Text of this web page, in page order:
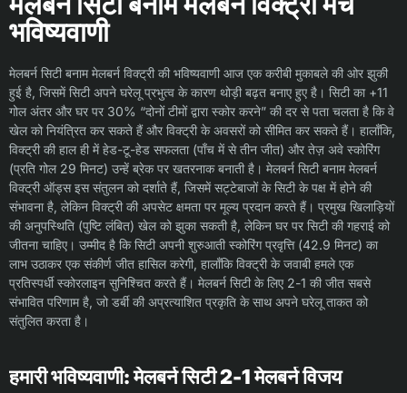
भविष्यवाणी
मेलबर्न सिटी बनाम मेलबर्न विक्ट्री की भविष्यवाणी आज एक करीबी मुकाबले की ओर झुकी
हुई है, जिसमें सिटी अपने घरेलू प्रभुत्व के कारण थोड़ी बढ़त बनाए हुए है। सिटी का +11
गोल अंतर और घर पर 30% “दोनों टीमों द्वारा स्कोर करने” की दर से पता चलता है कि वे
खेल को नियंत्रित कर सकते हैं और विक्ट्री के अवसरों को सीमित कर सकते हैं। हालाँकि,
विक्ट्री की हाल ही में हेड-टू-हेड सफलता (पाँच में से तीन जीत) और तेज़ अवे स्कोरिंग
(प्रति गोल 29 मिनट) उन्हें ब्रेक पर खतरनाक बनाती है। मेलबर्न सिटी बनाम मेलबर्न
विक्ट्री ऑड्स इस संतुलन को दर्शाते हैं, जिसमें सट्टेबाजों के सिटी के पक्ष में होने की
संभावना है, लेकिन विक्ट्री की अपसेट क्षमता पर मूल्य प्रदान करते हैं। प्रमुख खिलाड़ियों
की अनुपस्थिति (पुष्टि लंबित) खेल को झुका सकती है, लेकिन घर पर सिटी की गहराई को
जीतना चाहिए। उम्मीद है कि सिटी अपनी शुरुआती स्कोरिंग प्रवृत्ति (42.9 मिनट) का
लाभ उठाकर एक संकीर्ण जीत हासिल करेगी, हालाँकि विक्ट्री के जवाबी हमले एक
प्रतिस्पर्धी स्कोरलाइन सुनिश्चित करते हैं। मेलबर्न सिटी के लिए 2-1 की जीत सबसे
संभावित परिणाम है, जो डर्बी की अप्रत्याशित प्रकृति के साथ अपने घरेलू ताकत को
संतुलित करता है।
हमारी भविष्यवाणी: मेलबर्न सिटी 2-1 मेलबर्न विजय